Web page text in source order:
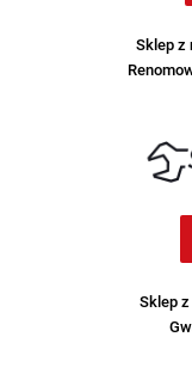
Sklep z
Sklep